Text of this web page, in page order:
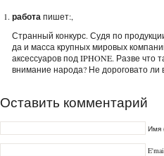
работапишет:,
Странный конкурс. Судя по
да и масса крупных мировых
аксессуаров под IPHONE. Разве что
внимание народа? Не дороговато ли
Оставить комментарий
Имя